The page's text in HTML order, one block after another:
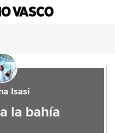
Isasi
la bahía